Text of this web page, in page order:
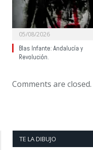
05/08/2026
Blas Infante: Andalucía y
Revolución.
Comments are closed.
TE LA DIBUJO